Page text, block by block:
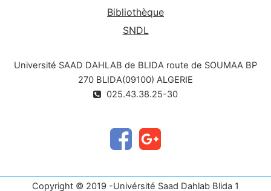
Bibliothèque
SNDL
Université SAAD DAHLAB de BLIDA route de SOUMAA BP
270 BLIDA(09100) ALGERIE
025.43.38.25-30
Copyright © 2019 -Univérsité Saad Dahlab Blida 1